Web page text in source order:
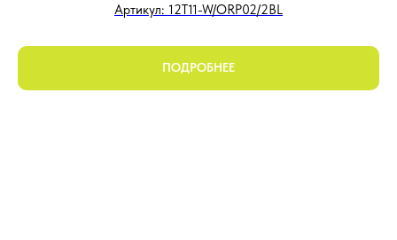
Артикул: 12T11-W/ORP02/2BL
ПОДРОБНЕЕ